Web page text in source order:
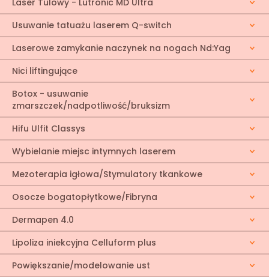
Laser Tulowy - Lutronic MD Ultra
Usuwanie tatuażu laserem Q-switch
Laserowe zamykanie naczynek na nogach Nd:Yag
Nici liftingujące
Botox - usuwanie
zmarszczek/nadpotliwość/bruksizm
Hifu Ulfit Classys
Wybielanie miejsc intymnych laserem
Mezoterapia igłowa/Stymulatory tkankowe
Osocze bogatopłytkowe/Fibryna
Dermapen 4.0
Lipoliza iniekcyjna Celluform plus
Powiększanie/modelowanie ust